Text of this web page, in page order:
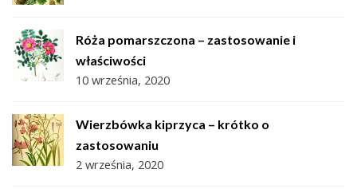
Róża pomarszczona – zastosowanie i
właściwości
10 września, 2020
Wierzbówka kiprzyca – krótko o
zastosowaniu
2 września, 2020